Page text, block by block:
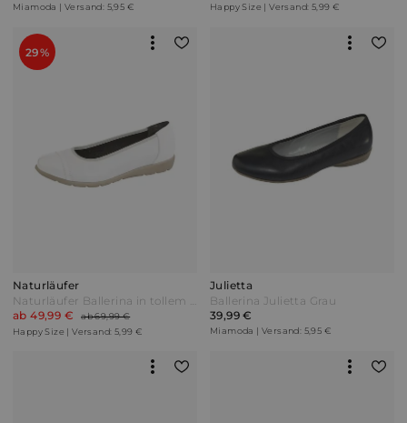
Miamoda | Versand: 5,95 € Happy Size | Versand: 5,99 €
29%
Naturläufer
Naturläufer Ballerina in tollem Leder-Mix Weiß
ab 49,99 €
ab 69,99 €
Happy Size | Versand: 5,99 €
Julietta
Ballerina Julietta Grau
39,99 €
Miamoda | Versand: 5,95 €